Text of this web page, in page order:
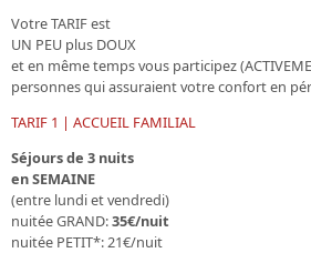
VotreTARIF est
UN PEU plus DOUX
et en même temps vous participez
personnes qui assuraient votre confort en
TARIF 1 | ACCUEIL FAMILIAL
Séjours de 3 nuits
en SEMAINE
(entre lundi et vendredi)
nuitée GRAND:35€/nuit
nuitée PETIT*: 21€/nuit